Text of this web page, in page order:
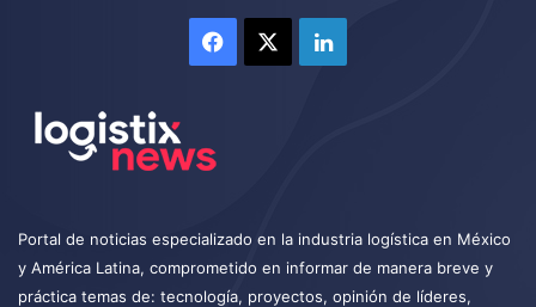
Facebook LinkedIn
Portal de noticias especializado en la industria logística en México
y América Latina, comprometido en informar de manera breve y
práctica temas de: tecnología, proyectos, opinión de líderes,